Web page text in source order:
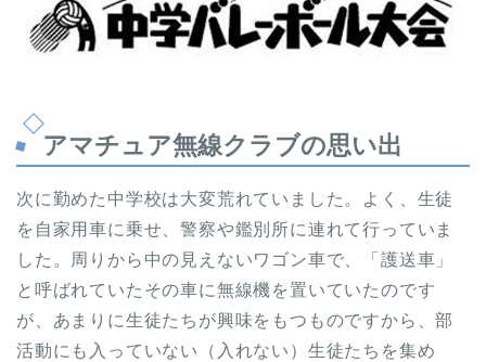
アマチュア無線クラブの思い出
次に勤めた中学校は大変荒れていました。よく、生徒
を自家用車に乗せ、警察や鑑別所に連れて行っていま
した。周りから中の見えないワゴン車で、「護送車」
と呼ばれていたその車に無線機を置いていたのです
が、あまりに生徒たちが興味をもつものですから、部
活動にも入っていない（入れない）生徒たちを集め